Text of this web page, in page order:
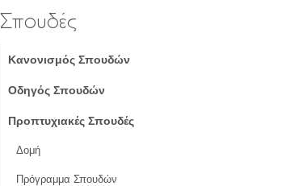
Σπουδές
Κανονισμός Σπουδών
Οδηγός Σπουδών
Προπτυχιακές Σπουδές
Δομή
Πρόγραμμα Σπουδών